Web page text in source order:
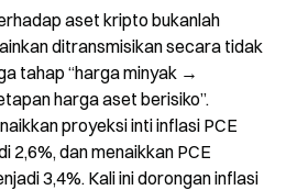
aset kripto bukanlah
ditransmisikan secara tidak
tahap “harga minyak →
harga aset berisiko”.
proyeksi inti inflasi PCE
2,6%, dan menaikkan PCE
3,4%. Kali ini dorongan inflasi